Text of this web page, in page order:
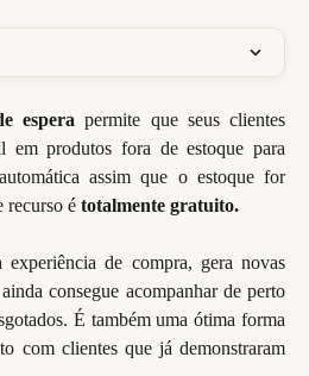
espera permite que seus clientes
produtos fora de estoque para
assim que o estoque for
recurso é totalmente gratuito.
de compra, gera novas
consegue acompanhar de perto
É também uma ótima forma
com clientes que já demonstraram